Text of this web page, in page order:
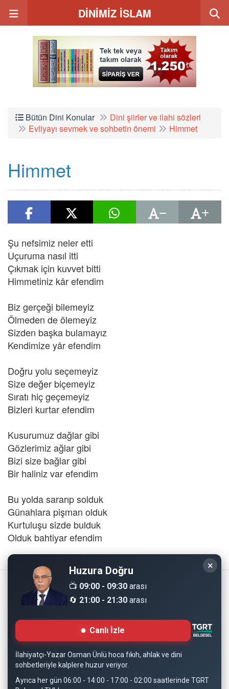
DİNİMİZ İSLAM
Bütün Dini Konular
Dini şiirler ve ilahi sözleri
Evliyayı sevmek ve sohbetin önemi
Himmet
Himmet
Şu nefsimiz neler etti
Uçuruma nasıl itti
Çıkmak için kuvvet bitti
Himmetiniz kâr efendim
Biz gerçeği bilemeyiz
Ölmeden de ölemeyiz
Sizden başka bulamayız
Kendimize yâr efendim
Doğru yolu seçemeyiz
Size değer biçemeyiz
Sıratı hiç geçemeyiz
Bizleri kurtar efendim
Kusurumuz dağlar gibi
Gözlerimiz ağlar gibi
Bizi size bağlar gibi
Bir haliniz var efendim
Bu yolda sararıp solduk
Günahlara pişman olduk
Kurtuluşu sizde bulduk
Olduk bahtiyar efendim
Sitemizdeki bilgiler, bütün insanların istifadesi için
hazırlanmıştır. Orijinaline sadık kalmak şartıyla, izin
almaya gerek kalmadan, herkes istediği gibi alıp istifade
edebilir.
×
Huzura Doğru
📺 09:00 - 09:30 arası
🔄 21:00 - 21:30 arası
Canlı İzle
İlahiyatçı-Yazar Osman Ünlü hoca fıkıh, ahlak ve dini
sohbetleriyle kalplere huzur veriyor.
Ayrıca her gün 06:00 - 14:00 - 17:00 - 02:00 saatlerinde TGRT